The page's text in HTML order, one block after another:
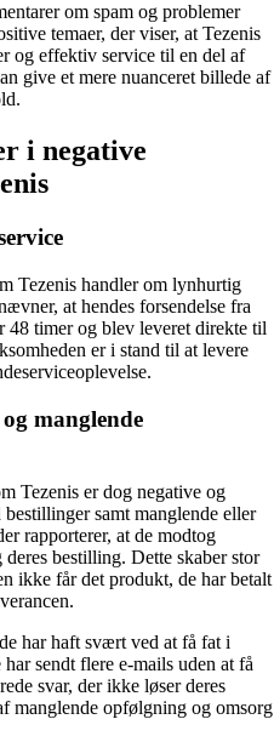
om spam og problemer
temaer, der viser, at Tezenis
og effektiv service til en del af
give et mere nuanceret billede af
i negative
Tezenis handler om lynhurtig
at hendes forsendelse fra
timer og blev leveret direkte til
er i stand til at levere
manglende
Tezenis er dog negative og
samt manglende eller
rapporterer, at de modtog
bestilling. Dette skaber stor
ikke får det produkt, de har betalt
har haft svært ved at få fat i
sendt flere e-mails uden at få
svar, der ikke løser deres
manglende opfølgning og omsorg